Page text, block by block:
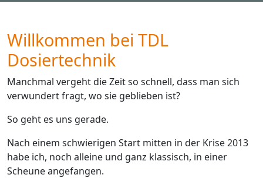
Willkommen bei TDL
Dosiertechnik
Manchmal vergeht die Zeit so schnell, dass man sich
verwundert fragt, wo sie geblieben ist?
So geht es uns gerade.
Nach einem schwierigen Start mitten in der Krise 2013
habe ich, noch alleine und ganz klassisch, in einer
Scheune angefangen.